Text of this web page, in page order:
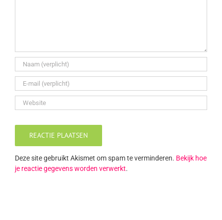
Deze site gebruikt Akismet om spam te verminderen. Bekijk hoe
je reactie gegevens worden verwerkt.